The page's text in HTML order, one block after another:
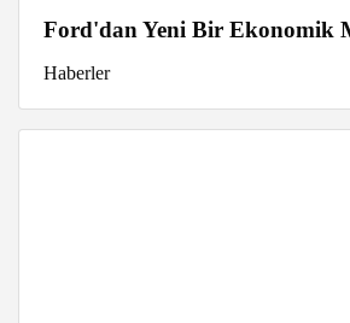
Ford'dan Yeni Bir Ekonomik
Haberler